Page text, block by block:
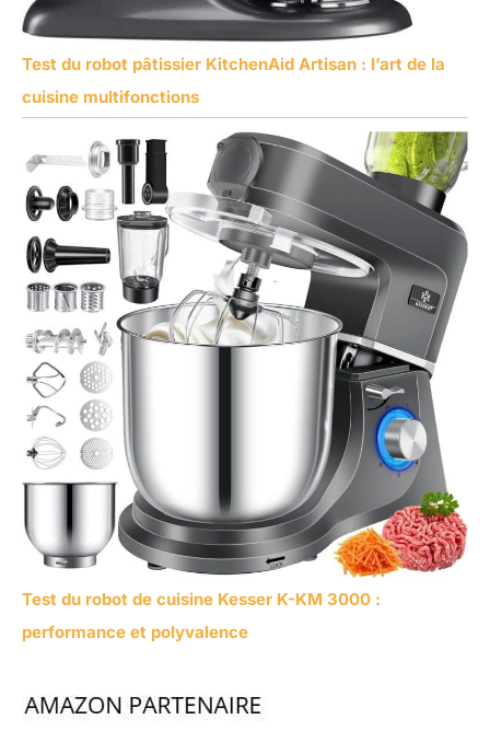
Test du robot pâtissier KitchenAid Artisan : l’art de la
cuisine multifonctions
Test du robot de cuisine Kesser K-KM 3000 :
performance et polyvalence